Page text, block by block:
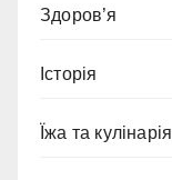
Здоров’я
Історія
Їжа та кулінарія